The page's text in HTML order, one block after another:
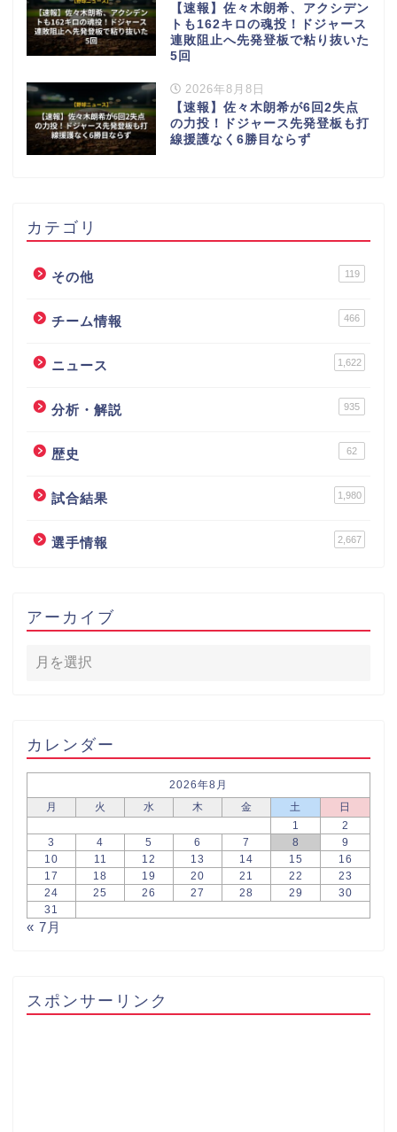
【速報】佐々木朗希、アクシデン
トも162キロの魂投！ドジャース
連敗阻止へ先発登板で粘り抜いた
5回
2026年8月8日
【速報】佐々木朗希が6回2失点
の力投！ドジャース先発登板も打
線援護なく6勝目ならず
カテゴリ
その他 119
チーム情報 466
ニュース 1,622
分析・解説 935
歴史 62
試合結果 1,980
選手情報 2,667
アーカイブ
カレンダー
2026年8月
月
火 水 木 金 土
日
1
2
3
4 5 6 7 8
9
10
11 12 13 14 15
16
17
18 19 20 21 22
23
24
25 26 27 28 29
30
31
« 7月
スポンサーリンク